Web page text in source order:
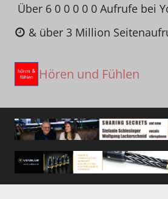
Zum
Inhalt
springen
Über 6 0 0 0 0 0 Aufrufe bei
& über 3 Million
Hören und Fühlen